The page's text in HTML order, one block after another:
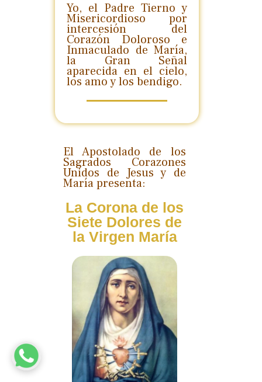
Yo, el Padre Tierno y
Misericordioso por
intercesión del
Corazón Doloroso e
Inmaculado de María,
la Gran Señal
aparecida en el cielo,
los amo y los bendigo.
El Apostolado de los
Sagrados Corazones
Unidos de Jesus y de
María presenta:
La Corona de los
Siete Dolores de
la Virgen María